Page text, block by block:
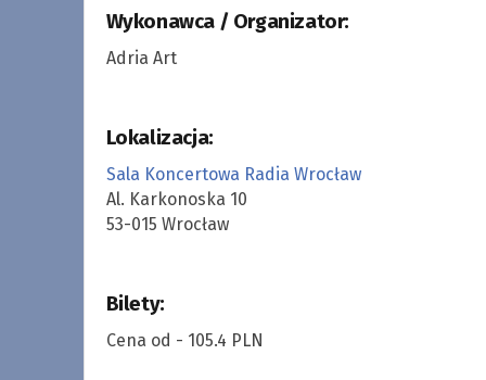
Wykonawca / Organizator:
Adria Art
Lokalizacja:
Sala Koncertowa Radia Wrocław
Al. Karkonoska 10
53-015 Wrocław
Bilety:
Cena od - 105.4 PLN